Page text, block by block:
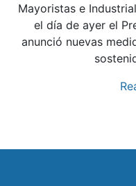
Mayoristas e
el día de ayer el
anunció nuevas